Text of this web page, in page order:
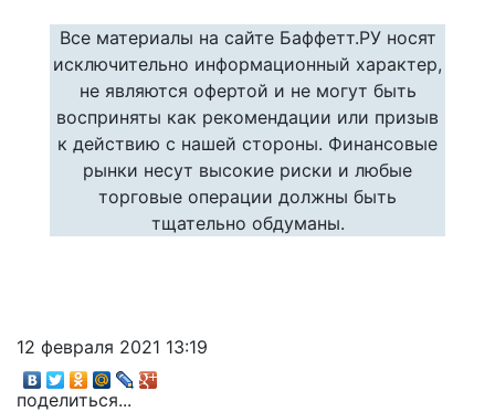
Все материалы на сайте Баффетт.РУ носят
исключительно информационный характер,
не являются офертой и не могут быть
восприняты как рекомендации или призыв
к действию с нашей стороны. Финансовые
рынки несут высокие риски и любые
торговые операции должны быть
тщательно обдуманы.
12 февраля 2021 13:19
поделиться...